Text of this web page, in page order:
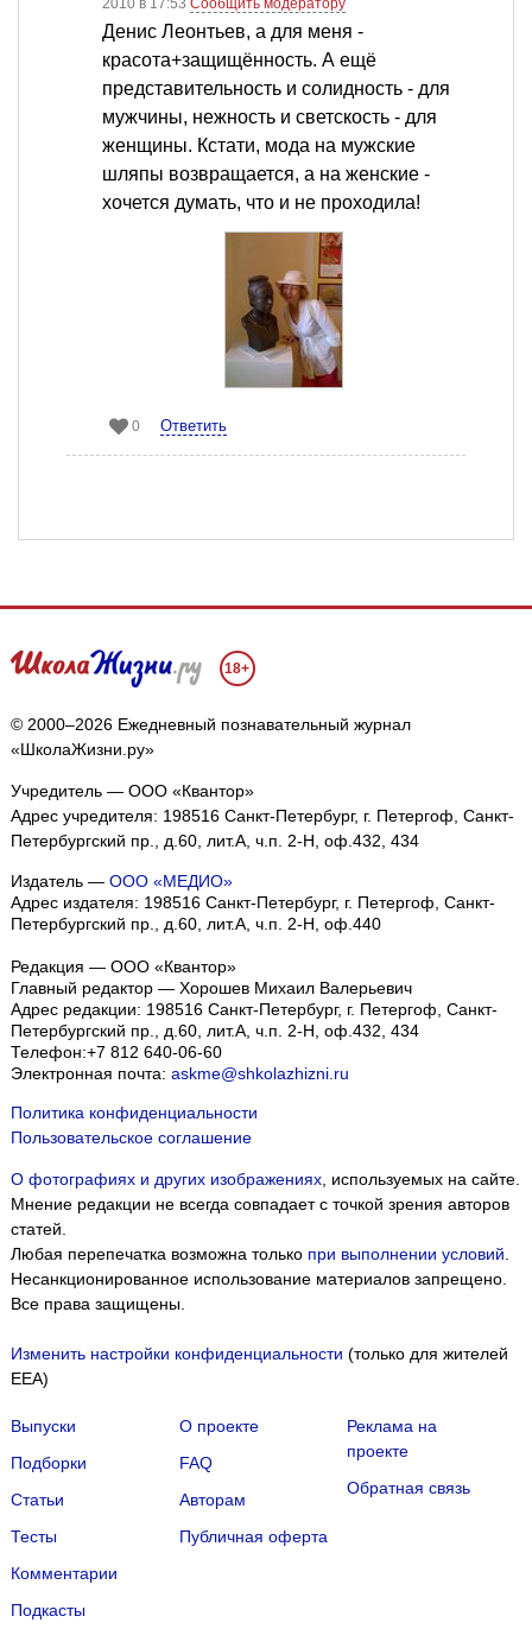
2010 в 17:53Сообщить модератору
Денис Леонтьев, а для меня -
красота+защищённость. А ещё
представительность и солидность - для
мужчины, нежность и светскость - для
женщины. Кстати, мода на мужские
шляпы возвращается, а на женские -
хочется думать, что и не проходила!
0 Ответить
18+
© 2000–2026 Ежедневный познавательный журнал
«ШколаЖизни.ру»
Учредитель — ООО «Квантор»
Адрес учредителя: 198516 Санкт-Петербург, г. Петергоф, Санкт-
Петербургский пр., д.60, лит.А, ч.п. 2-Н, оф.432, 434
Издатель — ООО «МЕДИО»
Адрес издателя: 198516 Санкт-Петербург, г. Петергоф, Санкт-
Петербургский пр., д.60, лит.А, ч.п. 2-Н, оф.440
Редакция — ООО «Квантор»
Главный редактор — Хорошев Михаил Валерьевич
Адрес редакции: 198516 Санкт-Петербург, г. Петергоф Санкт-
Петербургский пр., д.60, лит.А, ч.п. 2-Н, оф.432, 434
Телефон:+7 812 640-06-60
Электронная почта: askme@shkolazhizni.ru
Политика конфиденциальности
Пользовательское соглашение
О фотографиях и других изображениях, используемых на сайте.
Мнение редакции не всегда совпадает с точкой зрения авторов
статей.
Любая перепечатка возможна только при выполнении условий
Несанкционированное использование материалов запрещено.
Все права защищены.
Изменить настройки конфиденциальности (только для жителей
EEA)
Выпуски
Подборки
Статьи
Тесты
Комментарии
Подкасты
О проекте
FAQ
Авторам
Публичная оферта
Реклама на
проекте
Обратная связь